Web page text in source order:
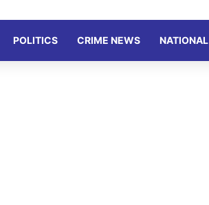
POLITICS CRIME NEWS NATIONAL